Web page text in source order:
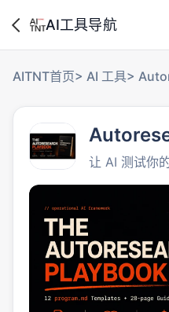
AI工具导航
AITNT首页> AI 工具>
让 AI 测试你